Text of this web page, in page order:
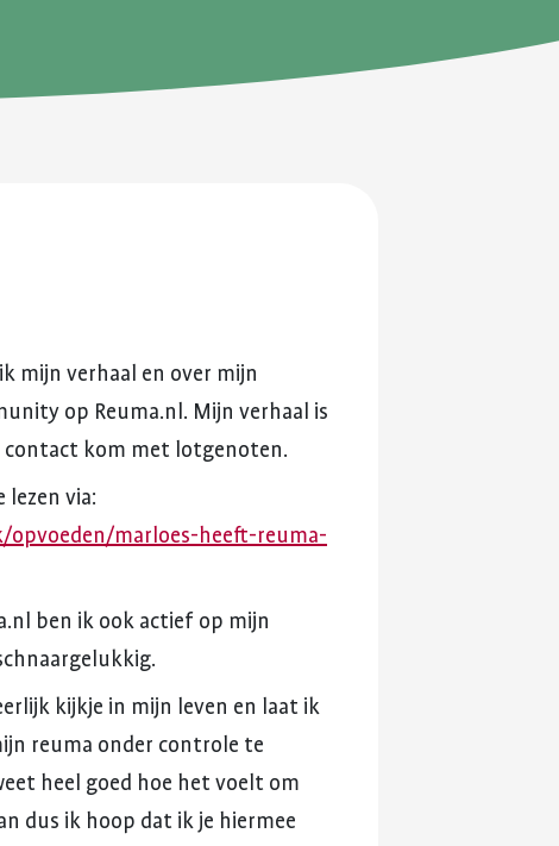
ik mijn verhaal en over mijn
op Reuma.nl. Mijn verhaal is
contact kom met lotgenoten.
lezen via:
marloes-heeft-reuma-
ben ik ook actief op mijn
kijkje in mijn leven en laat ik
reuma onder controle te
heel goed hoe het voelt om
dus ik hoop dat ik je hiermee